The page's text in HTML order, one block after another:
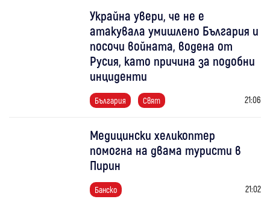
Украйна увери, че не е
атакувала умишлено България и
посочи войната, водена от
Русия, като причина за подобни
инциденти
България Свят 21:06
Медицински хеликоптер
помогна на двама туристи в
Пирин
Банско 21:02